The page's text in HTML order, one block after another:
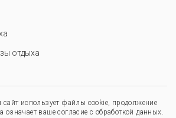
отдыха
сайт использует файлы cookie, продолжение
означает ваше согласие с обработкой данных.